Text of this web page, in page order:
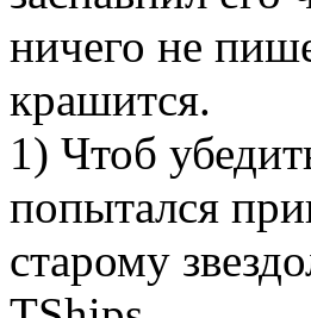
ничего не
крашится.
1) Чтоб
попытался
старому